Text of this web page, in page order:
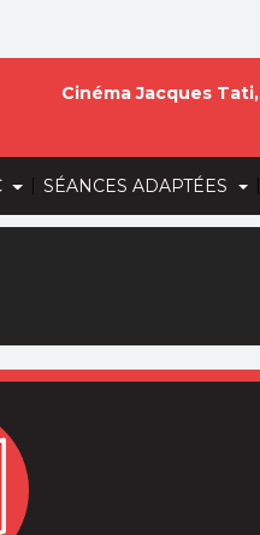
| SÉANCES ADAPTÉES |
Cinéma Jacques Tati,